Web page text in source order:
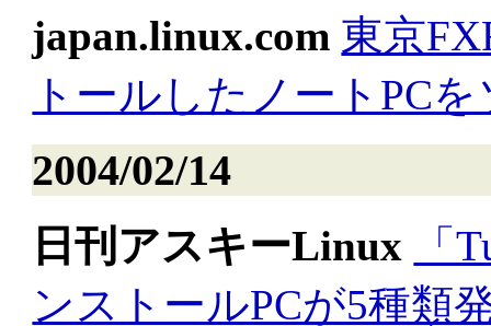
japan.linux.com 東京
トールしたノートPC
2004/02/14
日刊アスキーLinux
「
ンストールPCが5種類